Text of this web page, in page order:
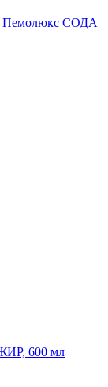
Пемолюкс СОДА
600 мл